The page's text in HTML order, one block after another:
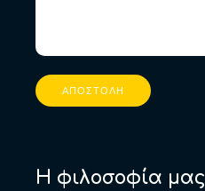
Η φιλοσοφία μας